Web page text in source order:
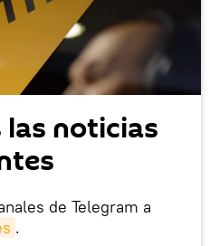
las noticias
de Telegram a
.